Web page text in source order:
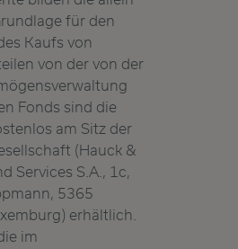
für den
Kaufs von
von der von der
Fonds sind die
am Sitz der
(Hauck &
Services S.A., 1c,
5365
erhältlich.
im